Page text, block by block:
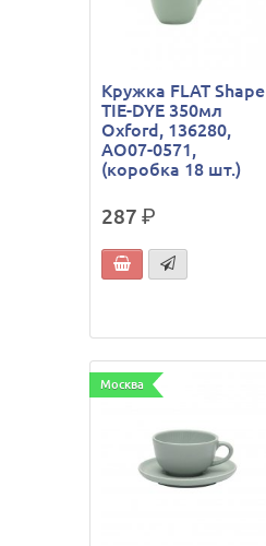
Кружка FLAT Shape
TIE-DYE 350мл
Oxford, 136280,
AO07-0571,
(коробка 18 шт.)
287р.
Москва